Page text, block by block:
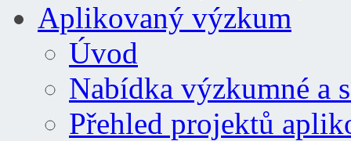
Aplikovaný výzkum
Úvod
Nabídka výzkumné a
Přehled projektů